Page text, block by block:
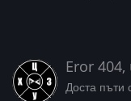
Eror
Доста пъти